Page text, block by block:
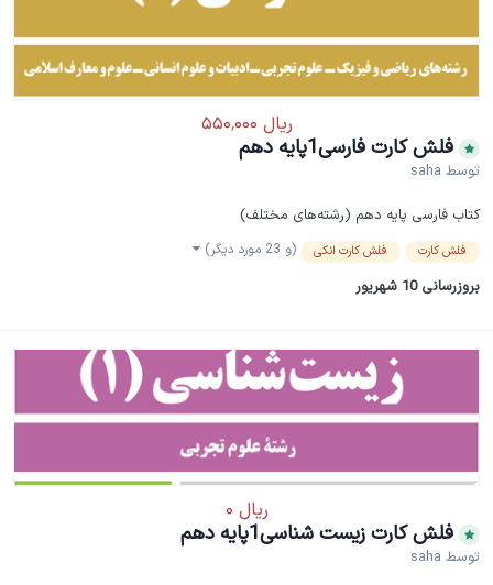
فلش کارت فارسی1پایه دهم
توسطsaha
کتاب فارسی پایه دهم (رشته‌های مختلف)
فلش کارت فلش کارت انکی (و 23 مورد دیگر)
بروزرسانی 10 شهریور
فلش کارت زیست شناسی1پایه دهم
توسطsaha